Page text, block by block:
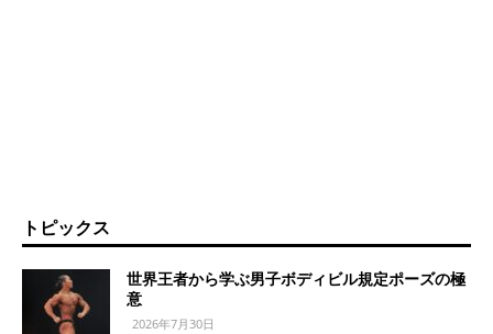
トピックス
世界王者から学ぶ男子ボディビル規定ポーズの極
意
2026年7月30日